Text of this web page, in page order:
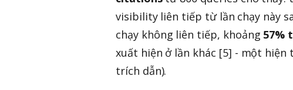
visibility liên tiếp từ lần chạy này
chạy không liên tiếp, khoảng 57%
xuất hiện ở lần khác [5] - một hiện
trích dẫn).